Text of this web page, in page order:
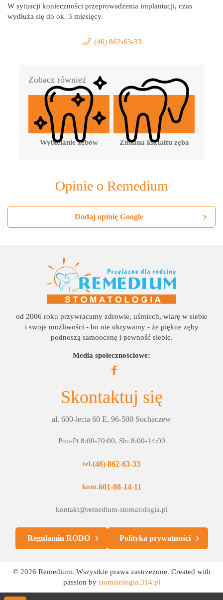
W sytuacji konieczności przeprowadzenia implantacji, czas
wydłuża się do ok. 3 miesięcy.
(46) 862-63-33
Zobacz również
Wybielanie zębów Zmiana kształtu zęba
Opinie o Remedium
Dodaj opinię Google
od 2006 roku przywracamy zdrowie, uśmiech, wiarę w siebie
i swoje możliwości - bo nie ukrywamy - że piękne zęby
podnoszą samoocenę i pewność siebie.
Media społecznościowe:
Skontaktuj się
al. 600-lecia 60 E, 96-500 Sochaczew
Pon-Pt 8:00-20:00, Sb: 8:00-14:00
tel.(46) 862-63-33
kom.601-08-14-11
kontakt@remedium-stomatologia.pl
Regulamin RODO Polityka prywatności
© 2026 Remedium. Wszystkie prawa zastrzeżone. Created with
passion by stomatologia.314.pl